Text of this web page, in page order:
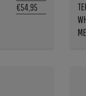
€54,95